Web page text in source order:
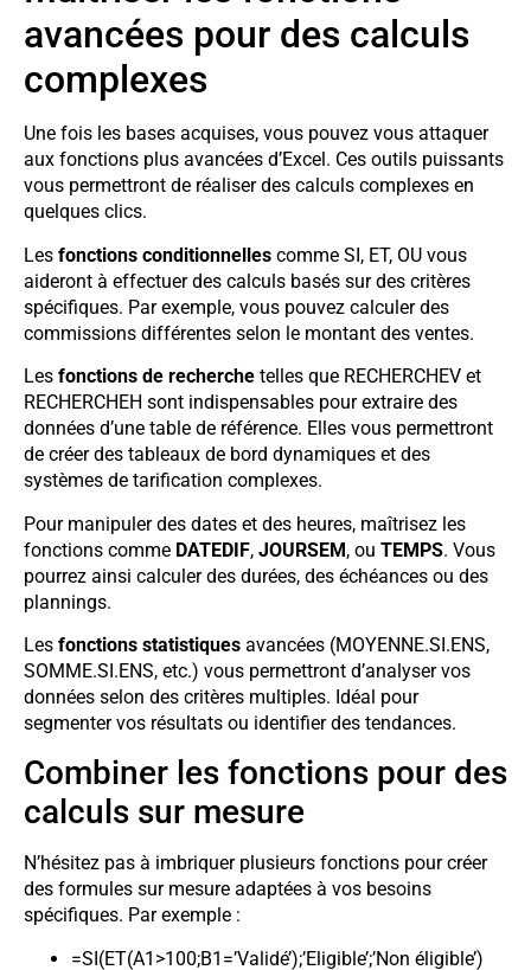
avancées pour des calculs
complexes
Une fois les bases acquises, vous pouvez vous attaquer
aux fonctions plus avancées d’Excel. Ces outils puissants
vous permettront de réaliser des calculs complexes en
quelques clics.
Les fonctions conditionnelles comme SI, ET, OU vous
aideront à effectuer des calculs basés sur des critères
spécifiques. Par exemple, vous pouvez calculer des
commissions différentes selon le montant des ventes.
Les fonctions de recherche telles que RECHERCHEV et
RECHERCHEH sont indispensables pour extraire des
données d’une table de référence. Elles vous permettront
de créer des tableaux de bord dynamiques et des
systèmes de tarification complexes.
Pour manipuler des dates et des heures, maîtrisez les
fonctions comme DATEDIF, JOURSEM, ou TEMPS. Vous
pourrez ainsi calculer des durées, des échéances ou des
plannings.
Les fonctions statistiques avancées (MOYENNE.SI.ENS,
SOMME.SI.ENS, etc.) vous permettront d’analyser vos
données selon des critères multiples. Idéal pour
segmenter vos résultats ou identifier des tendances.
Combiner les fonctions pour des
calculs sur mesure
N’hésitez pas à imbriquer plusieurs fonctions pour créer
des formules sur mesure adaptées à vos besoins
spécifiques. Par exemple :
=SI(ET(A1>100;B1=’Validé’);’Eligible’;’Non éligible’)